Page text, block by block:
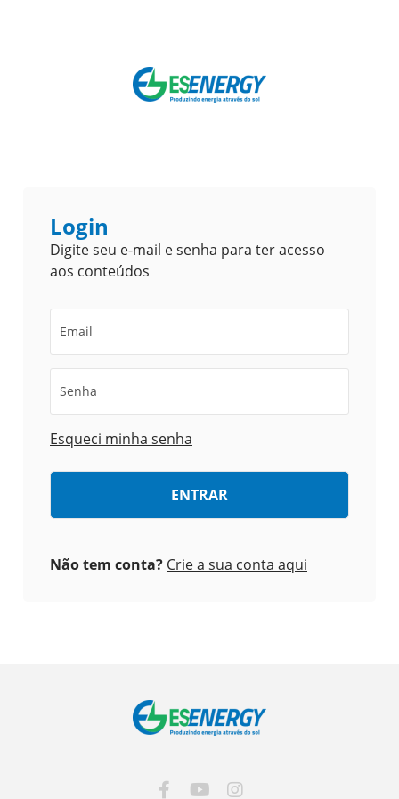
Login
Digite seu e-mail e senha para ter acesso
aos conteúdos
Email
Senha
Esqueci minha senha
Não tem conta? Crie a sua conta aqui